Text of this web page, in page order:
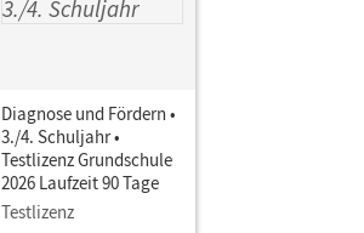
Diagnose und Fördern •
3./4. Schuljahr •
Testlizenz Grundschule
2026 Laufzeit 90 Tage
Testlizenz